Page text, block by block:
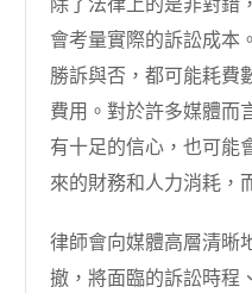
會考量實際的訴訟成本
勝訴與否，都可能耗費
費用。對於許多媒體而
有十足的信心，也可能
來的財務和人力消耗，
律師會向媒體高層清晰
撤，將面臨的訴訟時程